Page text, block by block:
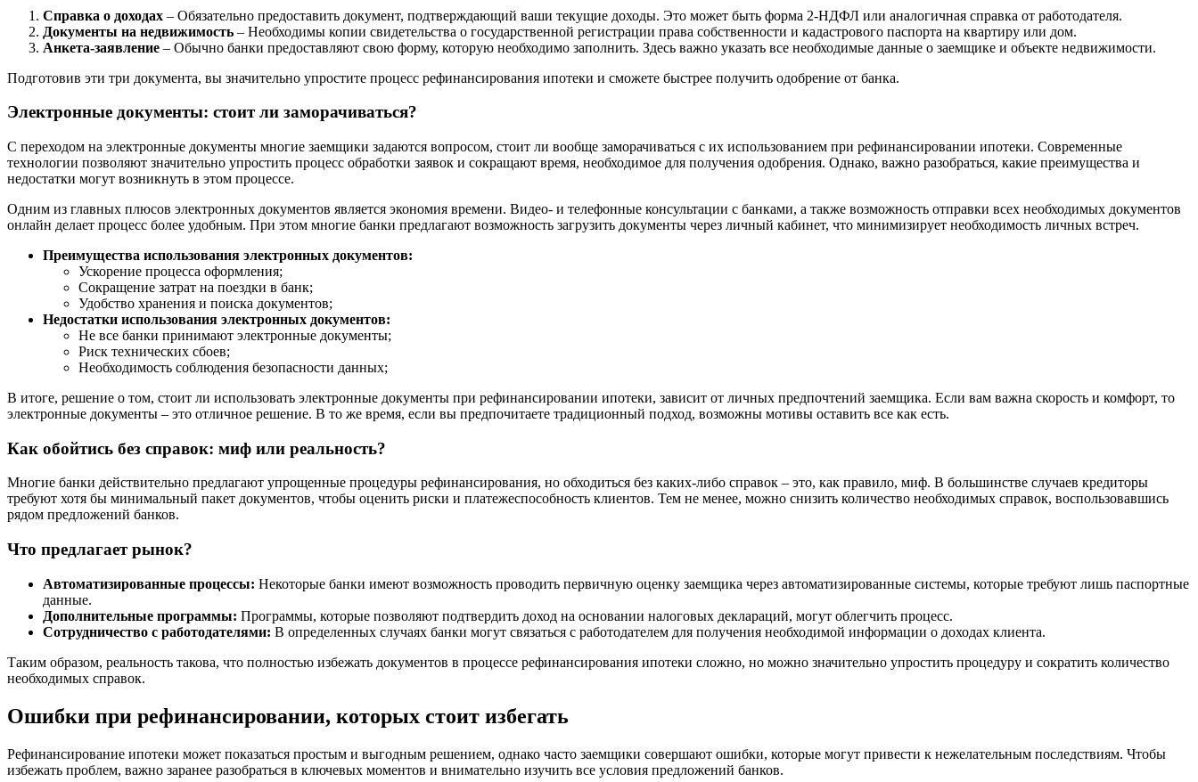
Справка о доходах – Обязательно предоставить документ, подтверждающий ваши текущие доходы. Это может быть форма 2-НДФЛ или аналогичная справка от работодателя.
Документы на недвижимость – Необходимы копии свидетельства о государственной регистрации права собственности и кадастрового паспорта на квартиру или дом.
Анкета-заявление – Обычно банки предоставляют свою форму, которую необходимо заполнить. Здесь важно указать все необходимые данные о заемщике и объекте недвижимости.
Подготовив эти три документа, вы значительно упростите процесс рефинансирования ипотеки и сможете быстрее получить одобрение от банка.
Электронные документы: стоит ли заморачиваться?
С переходом на электронные документы многие заемщики задаются вопросом, стоит ли вообще заморачиваться с их использованием при рефинансировании ипотеки. Современные
технологии позволяют значительно упростить процесс обработки заявок и сокращают время, необходимое для получения одобрения. Однако, важно разобраться, какие преимущества и
недостатки могут возникнуть в этом процессе.
Одним из главных плюсов электронных документов является экономия времени. Видео- и телефонные консультации с банками, а также возможность отправки всех необходимых документов
онлайн делает процесс более удобным. При этом многие банки предлагают возможность загрузить документы через личный кабинет, что минимизирует необходимость личных встреч.
Преимущества использования электронных документов:
Ускорение процесса оформления;
Сокращение затрат на поездки в банк;
Удобство хранения и поиска документов;
Недостатки использования электронных документов:
Не все банки принимают электронные документы;
Риск технических сбоев;
Необходимость соблюдения безопасности данных;
В итоге, решение о том, стоит ли использовать электронные документы при рефинансировании ипотеки, зависит от личных предпочтений заемщика. Если вам важна скорость и комфорт, то
электронные документы – это отличное решение. В то же время, если вы предпочитаете традиционный подход, возможны мотивы оставить все как есть.
Как обойтись без справок: миф или реальность?
Многие банки действительно предлагают упрощенные процедуры рефинансирования, но обходиться без каких-либо справок – это, как правило, миф. В большинстве случаев кредиторы
требуют хотя бы минимальный пакет документов, чтобы оценить риски и платежеспособность клиентов. Тем не менее, можно снизить количество необходимых справок, воспользовавшись
рядом предложений банков.
Что предлагает рынок?
Автоматизированные процессы: Некоторые банки имеют возможность проводить первичную оценку заемщика через автоматизированные системы, которые требуют лишь паспортные
данные.
Дополнительные программы: Программы, которые позволяют подтвердить доход на основании налоговых деклараций, могут облегчить процесс.
Сотрудничество с работодателями: В определенных случаях банки могут связаться с работодателем для получения необходимой информации о доходах клиента.
Таким образом, реальность такова, что полностью избежать документов в процессе рефинансирования ипотеки сложно, но можно значительно упростить процедуру и сократить количество
необходимых справок.
Ошибки при рефинансировании, которых стоит избегать
Рефинансирование ипотеки может показаться простым и выгодным решением, однако часто заемщики совершают ошибки, которые могут привести к нежелательным последствиям. Чтобы
избежать проблем, важно заранее разобраться в ключевых моментов и внимательно изучить все условия предложений банков.